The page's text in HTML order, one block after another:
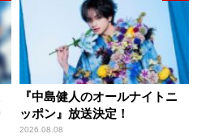
『中島健人のオールナイトニ
ッポン』放送決定！
2026.08.08